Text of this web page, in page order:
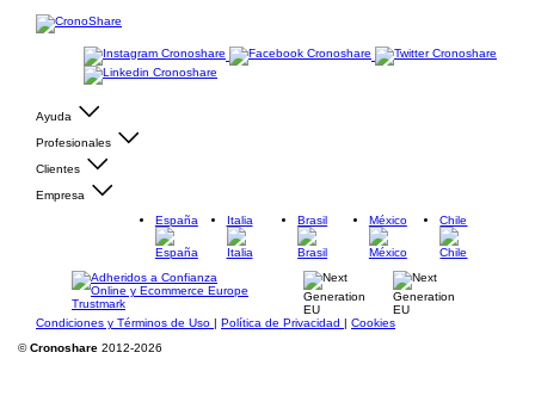
Ayuda
Profesionales
Clientes
Empresa
España
Italia Brasil México Chile
Condiciones y Términos de Uso | Política de Privacidad | Cookies
©Cronoshare 2012-2026